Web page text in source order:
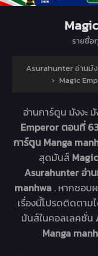
รายชื่อ
Asurahunter อ่านมัง
› Magic
อ่านการ์ตูน มังงะ
Emperor ตอนที่
การ์ตูน Manga
สุดมันส์
Asurahunter อ่า
manhwa . หากชอบ
เรื่องนี้โปรดติดตาม
มันส์ในคอลเลคชั่น
Manga